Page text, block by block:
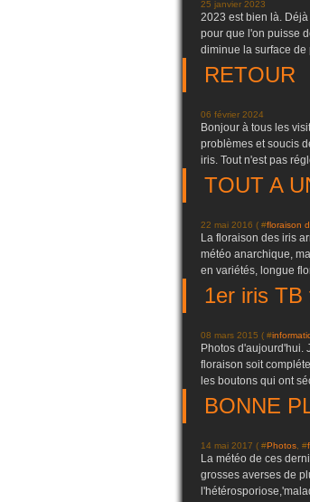
25 janvier 2023
2023 est bien là.
pour que l'on puisse
diminue la surface
RETOUR
06 février 2024
Bonjour à tous les
problèmes et soucis
iris. Tout n'est pas
TOUT A
22 mai 2016 ( #floraison
La floraison des iris
météo anarchique,
en variétés, longue
1er iris TB
08 mars 2015 ( #
Photos d'aujourd'hui.
floraison soit
les boutons qui ont
BONNE
14 mai 2017 ( #Photos , #
La météo de ces
grosses averses de